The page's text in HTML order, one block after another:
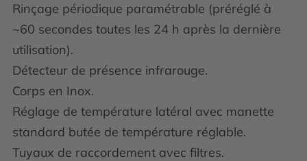
Rinçage périodique paramétrable (préréglé à
~60 secondes toutes les 24 h après la dernière
utilisation).
Détecteur de présence infrarouge.
Corps en Inox.
Réglage de température latéral avec manette
standard butée de température réglable.
Tuyaux de raccordement avec filtres.